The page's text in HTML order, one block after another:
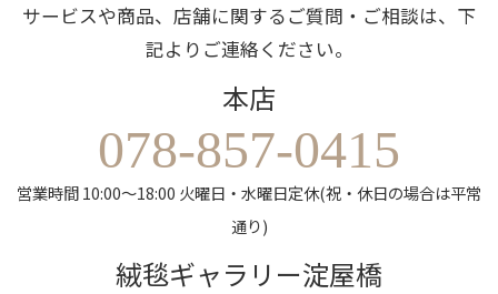
サービスや商品、店舗に関するご質問・ご相談は、下
記よりご連絡ください。
本店
078-857-0415
営業時間 10:00～18:00 火曜日・水曜日定休(祝・休日の場合は平常
通り)
絨毯ギャラリー淀屋橋